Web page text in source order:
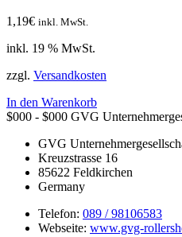
1,19€ inkl. MwSt.
inkl. 19 % MwSt.
zzgl. Versandkosten
In den Warenkorb
$000 - $000 GVG
GVG
Kreuzstrasse 16
85622 Feldkirchen
Germany
Telefon: 089 / 98106583
Webseite: www.gvg-